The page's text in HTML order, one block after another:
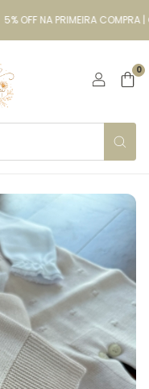
5% OFF NA PRIMEIRA COMPRA |
0